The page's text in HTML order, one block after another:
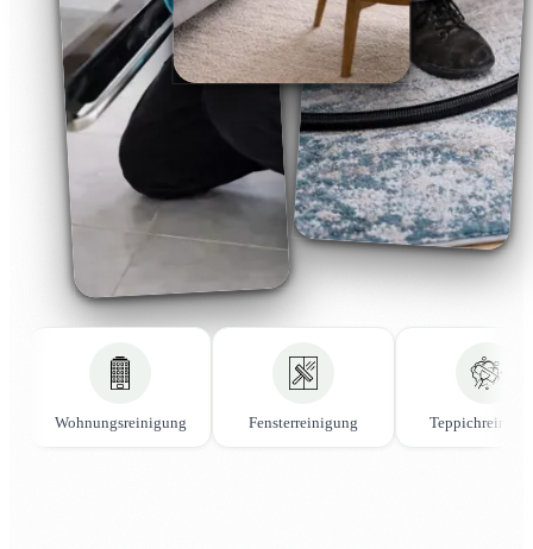
Wohnungsreinigung Fensterreinigung